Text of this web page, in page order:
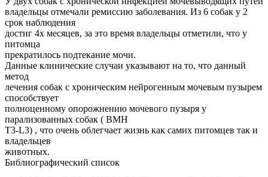
владельцы отмечали ремиссию заболевания. Из 6 собак у 2
срок наблюдения
достиг 4х месяцев, за это время владельцы отметили, что у
питомца
прекратилось подтекание мочи.
Данные клинические случаи указывают на то, что данный
метод
лечения собак с хроническим нейрогенным мочевым пузырем
способствует
полноценному опорожнению мочевого пузыря у
парализованных собак ( ВМН
T3-L3) , что очень облегчает жизнь как самих питомцев так и
владельцев
животных.
Библиографический список